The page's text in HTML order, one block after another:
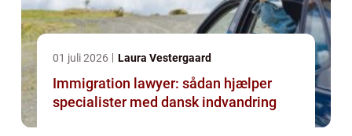
01 juli 2026 Laura Vestergaard
Immigration lawyer: sådan hjælper
specialister med dansk indvandring